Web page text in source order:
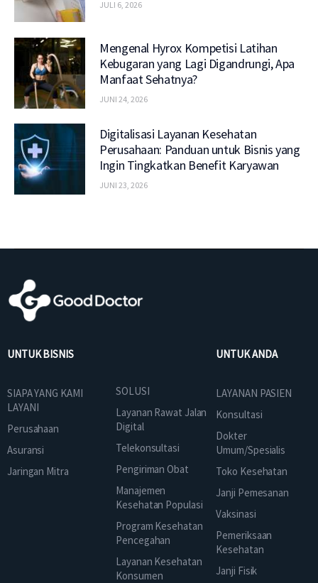
JULI 6, 2026
Mengenal Hyrox Kompetisi Latihan
Kebugaran yang Lagi Digandrungi, Apa
Manfaat Sehatnya?
JUNI 24, 2026
Digitalisasi Layanan Kesehatan
Perusahaan: Panduan untuk Bisnis yang
Ingin Tingkatkan Benefit Karyawan
JUNI 23, 2026
UNTUK BISNIS
SIAPA YANG KAMI
LAYANI
Perusahaan
Asuransi
Jaringan Mitra
SOLUSI
Layanan Rawat Jalan
Digital
Telekonsultasi
Pengiriman Obat
Manajemen
Kesehatan Populasi
Program Kesehatan
Pencegahan
Layanan Kesehatan
Konsumen
UNTUK ANDA
LAYANAN PASIEN
Konsultasi
Dokter
Umum/Spesialis
Toko Kesehatan
Janji Pemesanan
Vaksinasi
Pemeriksaan
Kesehatan
Janji Fisik